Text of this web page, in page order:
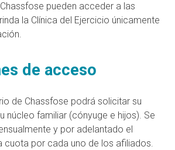
pueden acceder a las
la Clínica del Ejercicio únicamente
de acceso
de Chassfose podrá solicitar su
núcleo familiar (cónyuge e hijos). Se
y por adelantado el
cuota por cada uno de los afiliados.